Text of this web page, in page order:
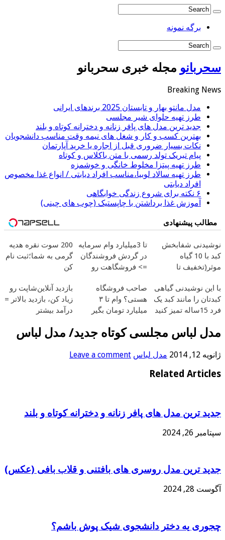
برگه نمونه
سحربانو مجله خبری سحربانو
Breaking News
مدل مانتو بهار و تابستان 2025 برندهای ایرانی
طرز تهیه حلوای شیر مجلسی
جدید ترین مدل های پافر زنانه و دخترانه کوتاه و بلند
بهترین کسب و کار و شغل های نیمه وقت مناسب دانشجویان
نکات بسیار ضروری قبل از اجاره یا خرید آپارتمان
پیام تبریک تولد رسمی با متن باکلاس و کوتاه
طرز تهیه پیتزا مخلوط خانگی و خوشمزه
طرز تهیه سالاد لوبیا،مناسب افراد دیابتی / انواع غذا مخصوص
افراد دیابتی
۶ نکته برای شروع زندگی خوابگاهی
آموزش غذا برداشتن با چاپستیک (چوب های چینی)
مطالب پیشنهادی
نوشیدنی شفابخش
کبد با 10 گیاه
موثر(تخفیف تا
تا 3میلیارد وام سرمایه
در گردش فروشندگان
=> فروشگاهت رو
200 سوت نقره هدیه
گرمی به شما؛ثبت نام
کن
با این نوشیدنی گیاهی
کبدتان را مانند کبد یک
فرد 15ساله تمیز کنید
صاحب فروشگاه
هستی؟ وام تا ۳
میلیارد تومان بگیر
بازدید آنلاین‌شاپت رو
زیاد کن، بازدید بالاتر =
درآمد بیشتر
مدل لباس مجلسی کوتاه جدید/ مدل لباس
ژانویه 12, 2014 مدل لباس Leave a comment
Related Articles
جدید ترین مدل های پافر زنانه و دخترانه کوتاه و بلند
سپتامبر 26, 2024
جدید ترین مدل روسری های بافتنی و قلاب بافی (عکس)
آگوست 28, 2024
چجوری یه دختر دانشجوی شیک پوش باشم؟